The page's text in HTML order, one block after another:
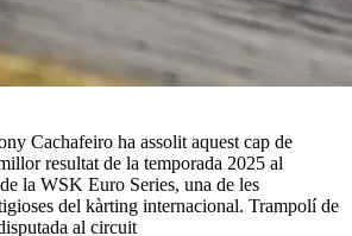
Cachafeiro ha assolit aquest cap de
resultat de la temporada 2025 al
la WSK Euro Series, una de les
del kàrting internacional. Trampolí de
al circuit